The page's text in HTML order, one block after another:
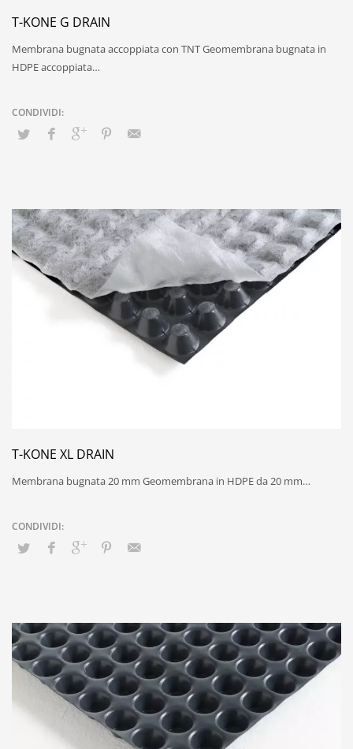
T-KONE G DRAIN
Membrana bugnata accoppiata con TNT Geomembrana bugnata in
HDPE accoppiata…
T-KONE XL DRAIN
Membrana bugnata 20 mm Geomembrana in HDPE da 20 mm…